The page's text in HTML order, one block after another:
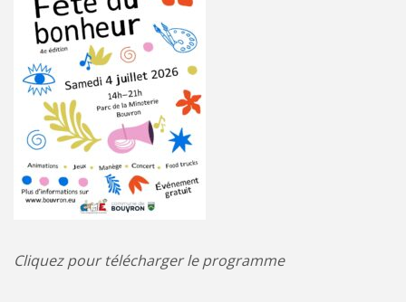
Cliquez pour télécharger le programme